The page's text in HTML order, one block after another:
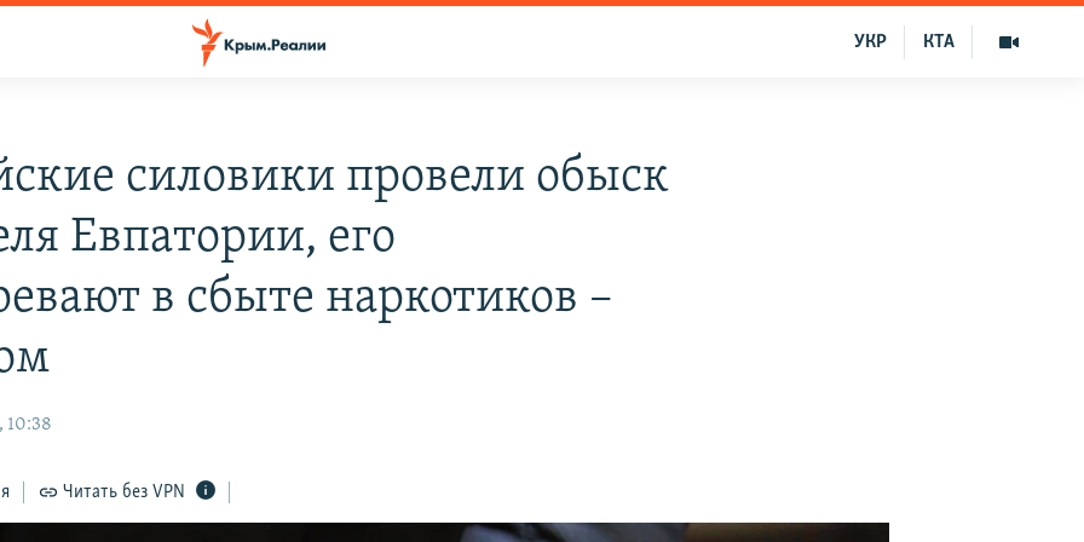
КТА
УКР
силовики провели обыск
Евпатории, его
в сбыте наркотиков –
10:38
Читать без VPN